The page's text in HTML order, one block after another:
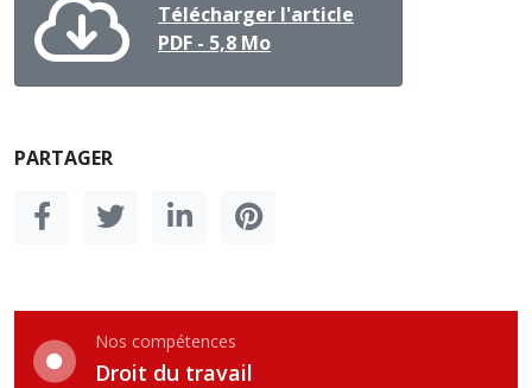
Télécharger l'article
PDF - 5,8 Mo
PARTAGER
Nos compétences
Droit du travail